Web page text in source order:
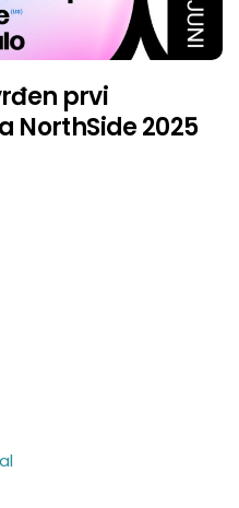
prvi
NorthSide 2025